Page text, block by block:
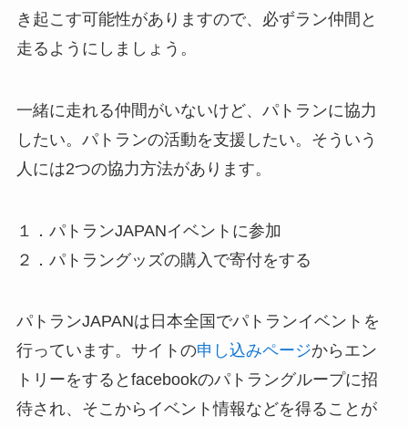
き起こす可能性がありますので、必ずラン仲間と
走るようにしましょう。
一緒に走れる仲間がいないけど、パトランに協力
したい。パトランの活動を支援したい。そういう
人には2つの協力方法があります。
１．パトランJAPANイベントに参加
２．パトラングッズの購入で寄付をする
パトランJAPANは日本全国でパトランイベントを
行っています。サイトの申し込みページからエン
トリーをするとfacebookのパトラングループに招
待され、そこからイベント情報などを得ることが